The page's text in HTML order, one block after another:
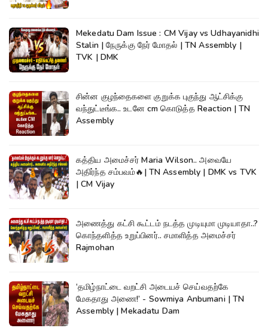
Mekedatu Dam Issue : CM Vijay vs Udhayanidhi
Stalin | நேருக்கு நேர் மோதல் | TN Assembly |
TVK | DMK
சின்ன குழந்தைகளை குறுக்க புகுந்து ஆட்சிக்கு
வந்துட்டீங்க.. உடனே cm கொடுத்த Reaction | TN
Assembly
கத்திய அமைச்சர் Maria Wilson.. அவையே
அதிர்ந்த சம்பவம்🔥| TN Assembly | DMK vs TVK
| CM Vijay
அணைத்து கட்சி கூட்டம் நடத்த முடியுமா முடியாதா..?
கொந்தளித்த உறுப்பினர்.. சமாளித்த அமைச்சர்
Rajmohan
‘தமிழ்நாட்டை வறட்சி அடையச் செய்வதற்கே
மேகதாது அணை!’ - Sowmiya Anbumani | TN
Assembly | Mekadatu Dam